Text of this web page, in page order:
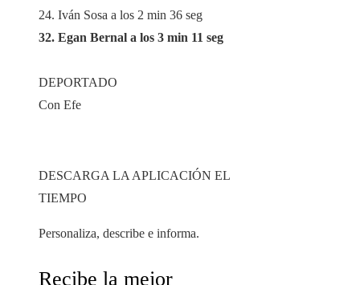
24. Iván Sosa a los 2 min 36 seg
32. Egan Bernal a los 3 min 11 seg
DEPORTADO
Con Efe
DESCARGA LA APLICACIÓN EL
TIEMPO
Personaliza, describe e informa.
Recibe la mejor